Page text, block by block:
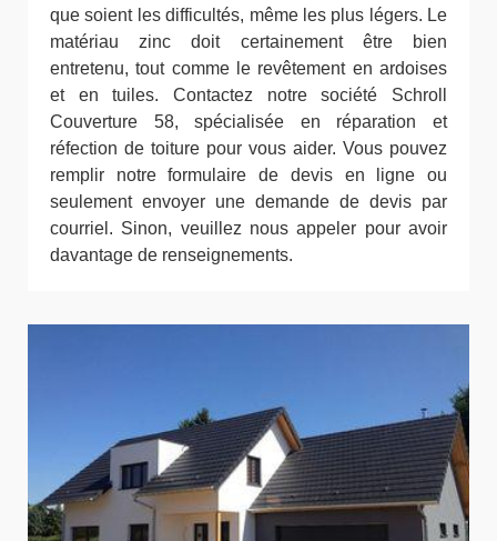
que soient les difficultés, même les plus légers. Le
matériau zinc doit certainement être bien
entretenu, tout comme le revêtement en ardoises
et en tuiles. Contactez notre société Schroll
Couverture 58, spécialisée en réparation et
réfection de toiture pour vous aider. Vous pouvez
remplir notre formulaire de devis en ligne ou
seulement envoyer une demande de devis par
courriel. Sinon, veuillez nous appeler pour avoir
davantage de renseignements.